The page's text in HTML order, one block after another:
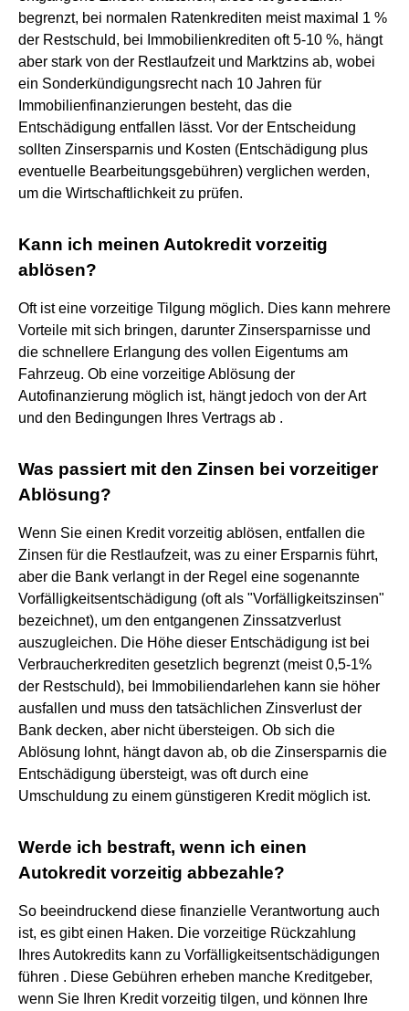
begrenzt, bei normalen Ratenkrediten meist maximal 1 %
der Restschuld, bei Immobilienkrediten oft 5-10 %, hängt
aber stark von der Restlaufzeit und Marktzins ab, wobei
ein Sonderkündigungsrecht nach 10 Jahren für
Immobilienfinanzierungen besteht, das die
Entschädigung entfallen lässt. Vor der Entscheidung
sollten Zinsersparnis und Kosten (Entschädigung plus
eventuelle Bearbeitungsgebühren) verglichen werden,
um die Wirtschaftlichkeit zu prüfen.
Kann ich meinen Autokredit vorzeitig
ablösen?
Oft ist eine vorzeitige Tilgung möglich. Dies kann mehrere
Vorteile mit sich bringen, darunter Zinsersparnisse und
die schnellere Erlangung des vollen Eigentums am
Fahrzeug. Ob eine vorzeitige Ablösung der
Autofinanzierung möglich ist, hängt jedoch von der Art
und den Bedingungen Ihres Vertrags ab .
Was passiert mit den Zinsen bei vorzeitiger
Ablösung?
Wenn Sie einen Kredit vorzeitig ablösen, entfallen die
Zinsen für die Restlaufzeit, was zu einer Ersparnis führt,
aber die Bank verlangt in der Regel eine sogenannte
Vorfälligkeitsentschädigung (oft als "Vorfälligkeitszinsen"
bezeichnet), um den entgangenen Zinssatzverlust
auszugleichen. Die Höhe dieser Entschädigung ist bei
Verbraucherkrediten gesetzlich begrenzt (meist 0,5-1%
der Restschuld), bei Immobiliendarlehen kann sie höher
ausfallen und muss den tatsächlichen Zinsverlust der
Bank decken, aber nicht übersteigen. Ob sich die
Ablösung lohnt, hängt davon ab, ob die Zinsersparnis die
Entschädigung übersteigt, was oft durch eine
Umschuldung zu einem günstigeren Kredit möglich ist.
Werde ich bestraft, wenn ich einen
Autokredit vorzeitig abbezahle?
So beeindruckend diese finanzielle Verantwortung auch
ist, es gibt einen Haken. Die vorzeitige Rückzahlung
Ihres Autokredits kann zu Vorfälligkeitsentschädigungen
führen . Diese Gebühren erheben manche Kreditgeber,
wenn Sie Ihren Kredit vorzeitig tilgen, und können Ihre